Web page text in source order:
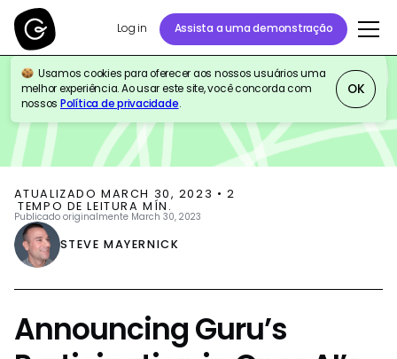
Log in Assista a uma demonstração
Usamos cookies para oferecer aos nossos usuários uma
melhor experiência. Ao usar este site, você concorda com
nossos Política de privacidade.
OK
BLOG PRODUCT UPDATES
ATUALIZADOMARCH 30, 2023 • 2
TEMPO DE LEITURA MÍN.
Publicado originalmente March 30, 2023
STEVE MAYERNICK
Announcing Guru’s